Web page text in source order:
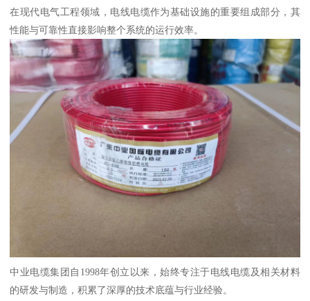
在现代电气工程领域，电线电缆作为基础设施的重要组成部分，其
性能与可靠性直接影响整个系统的运行效率。
中业电缆集团自1998年创立以来，始终专注于电线电缆及相关材料
的研发与制造，积累了深厚的技术底蕴与行业经验。